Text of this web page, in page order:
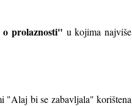
prolaznosti" u kojima najviše
"Alaj bi se zabavljala" korištena